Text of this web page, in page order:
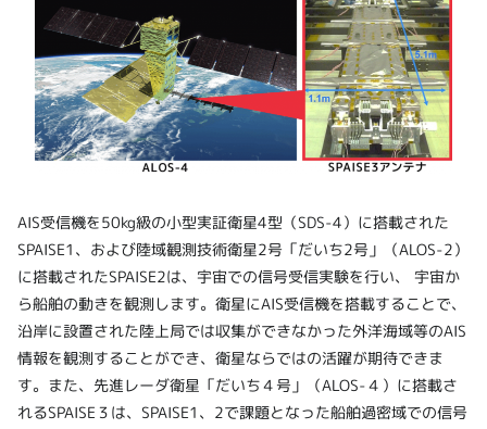
AIS受信機を50kg級の小型実証衛星4型（SDS-4）に搭載された
SPAISE1、および陸域観測技術衛星2号「だいち2号」（ALOS-2）
に搭載されたSPAISE2は、宇宙での信号受信実験を行い、 宇宙か
ら船舶の動きを観測します。衛星にAIS受信機を搭載することで、
沿岸に設置された陸上局では収集ができなかった外洋海域等のAIS
情報を観測することができ、衛星ならではの活躍が期待できま
す。また、先進レーダ衛星「だいち４号」（ALOS-４）に搭載さ
れるSPAISE３は、SPAISE1、2で課題となった船舶過密域での信号